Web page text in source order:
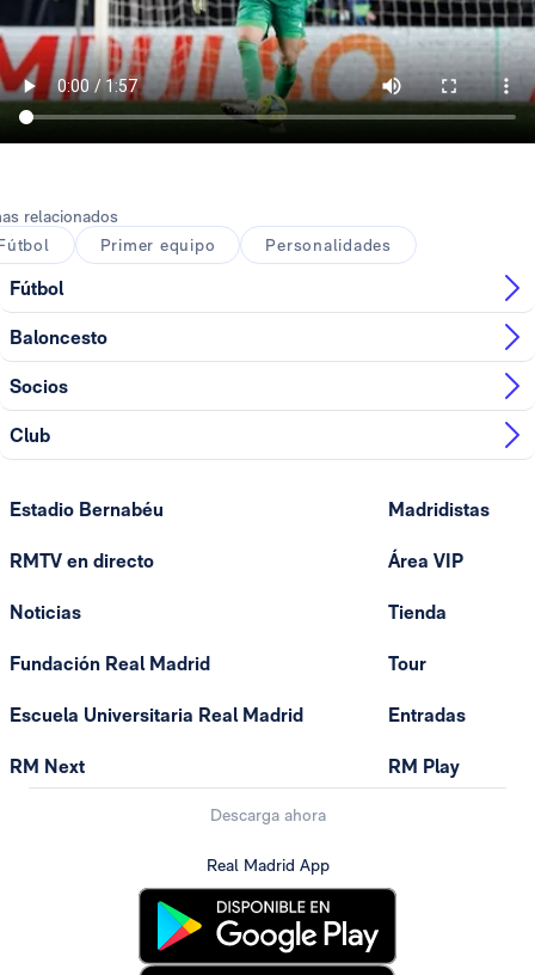
relacionados
Primer equipo Personalidades
Fútbol
Baloncesto
Socios
Club
Estadio Bernabéu
RMTV en directo
Noticias
Fundación Real Madrid
Escuela Universitaria Real Madrid
RM Next
Madridistas
Área VIP
Tienda
Tour
Entradas
RM Play
Descarga ahora
Real Madrid App